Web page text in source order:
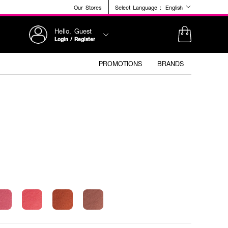
Our Stores Select Language : English
Hello, Guest
Login / Register
PROMOTIONS BRANDS